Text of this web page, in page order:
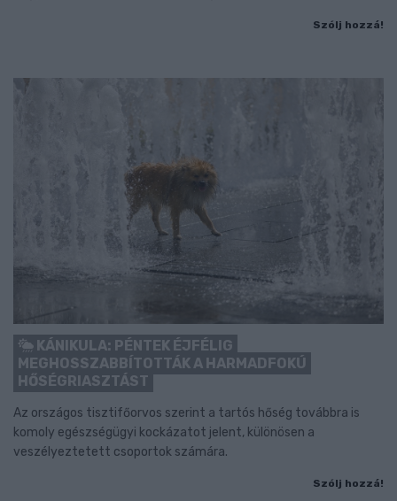
Szólj hozzá!
KÁNIKULA: PÉNTEK ÉJFÉLIG
MEGHOSSZABBÍTOTTÁK A HARMADFOKÚ
HŐSÉGRIASZTÁST
Az országos tisztifőorvos szerint a tartós hőség továbbra is
komoly egészségügyi kockázatot jelent, különösen a
veszélyeztetett csoportok számára.
Szólj hozzá!